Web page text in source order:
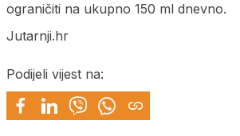
ograničiti na ukupno 150 ml dnevno.
Jutarnji.hr
Podijeli vijest na: